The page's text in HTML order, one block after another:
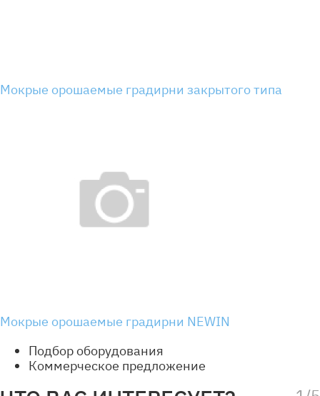
Мокрые орошаемые градирни закрытого типа
Мокрые орошаемые градирни NEWIN
Подбор оборудования
Коммерческое предложение